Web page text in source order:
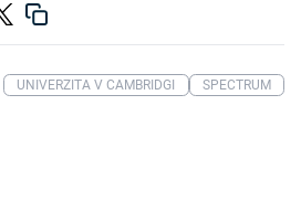
UNIVERZITA V CAMBRIDGI SPECTRUM